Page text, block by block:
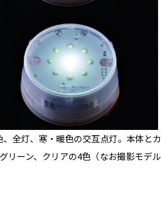
全灯、寒・暖色の交互点灯。本体と
リーン、クリアの4色（なお撮影モデ